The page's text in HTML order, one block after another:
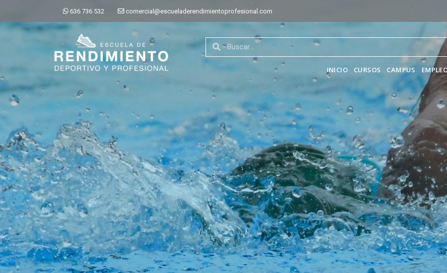
636 736 532 comercial@escueladerendimientoprofesional.com
INICIO CURSOS CAMPUS